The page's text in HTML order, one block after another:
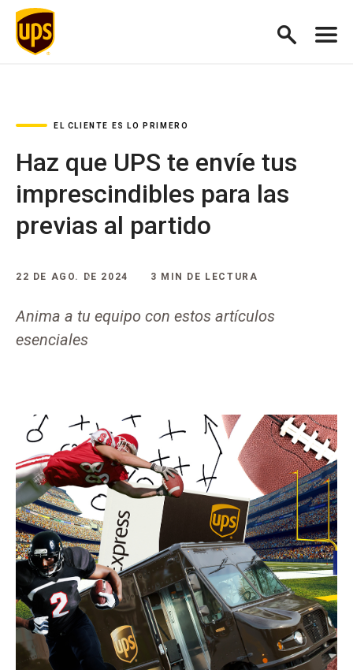
EL CLIENTE ES LO PRIMERO
Haz que UPS te envíe tus
imprescindibles para las
previas al partido
22 DE AGO. DE 2024 3 MIN DE LECTURA
Anima a tu equipo con estos artículos
esenciales